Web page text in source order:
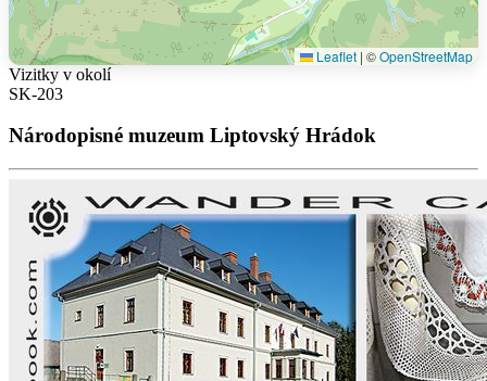
Leaflet | ©OpenStreetMap
Vizitky v okolí
SK-203
Národopisné muzeum Liptovský Hrádok